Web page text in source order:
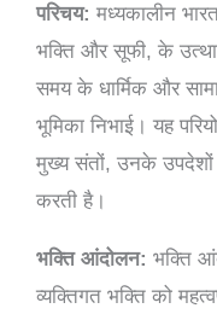
परिचय: मध्यकालीन
भक्ति और सूफी, के
समय के धार्मिक और
भूमिका निभाई। यह
मुख्य संतों, उनके
करती है।
भक्ति आंदोलन: भक्ति
व्यक्तिगत भक्ति को